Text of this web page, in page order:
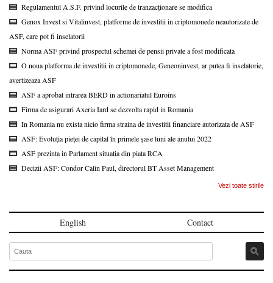
Regulamentul A.S.F. privind locurile de tranzacționare se modifica
Genox Invest si Vitalinvest, platforme de investitii in criptomonede neautorizate de
ASF, care pot fi inselatorii
Norma ASF privind prospectul schemei de pensii private a fost modificata
O noua platforma de investitii in criptomonede, Geneoninvest, ar putea fi inselatorie,
avertizeaza ASF
ASF a aprobat intrarea BERD in actionariatul Euroins
Firma de asigurari Axeria Iard se dezvolta rapid in Romania
In Romania nu exista nicio firma straina de investitii financiare autorizata de ASF
ASF: Evoluția pieței de capital în primele șase luni ale anului 2022
ASF prezinta in Parlament situatia din piata RCA
Decizii ASF: Condor Calin Paul, directorul BT Asset Management
Vezi toate stirile
English Contact